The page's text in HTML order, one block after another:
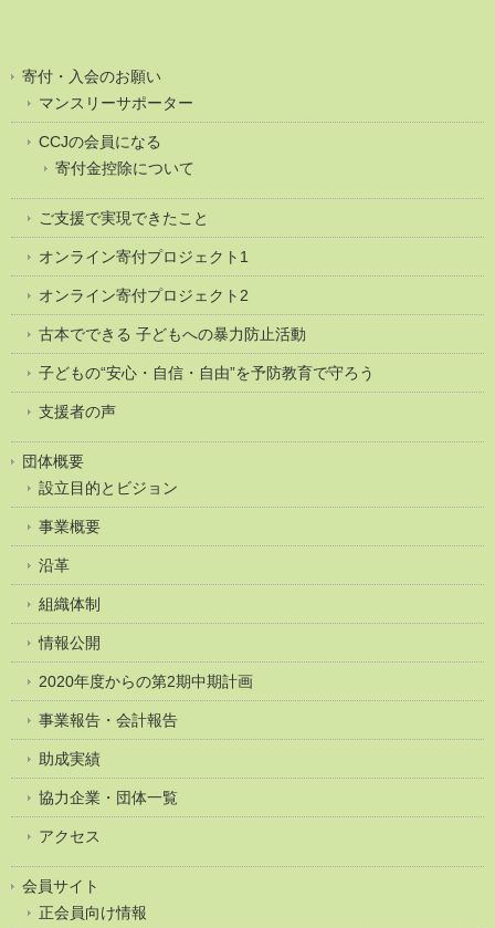
寄付・入会のお願い
マンスリーサポーター
CCJの会員になる
寄付金控除について
ご支援で実現できたこと
オンライン寄付プロジェクト1
オンライン寄付プロジェクト2
古本でできる 子どもへの暴力防止活動
子どもの“安心・自信・自由”を予防教育で守ろう
支援者の声
団体概要
設立目的とビジョン
事業概要
沿革
組織体制
情報公開
2020年度からの第2期中期計画
事業報告・会計報告
助成実績
協力企業・団体一覧
アクセス
会員サイト
正会員向け情報